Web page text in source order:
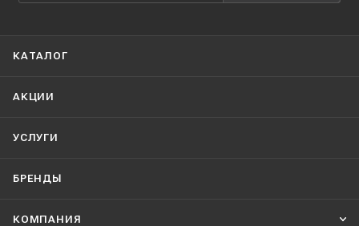
КАТАЛОГ
АКЦИИ
УСЛУГИ
БРЕНДЫ
КОМПАНИЯ